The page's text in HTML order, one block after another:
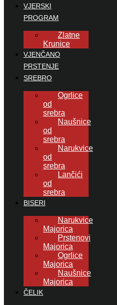
VJERSKI
PROGRAM
Zlatne
Krunice
VJENČANO
PRSTENJE
SREBRO
Ogrlice
od
srebra
Naušnice
od
srebra
Narukvice
od
srebra
Lančići
od
srebra
BISERI
Narukvice
Majorica
Prstenovi
Majorica
Ogrlice
Majorica
Naušnice
Majorica
ČELIK